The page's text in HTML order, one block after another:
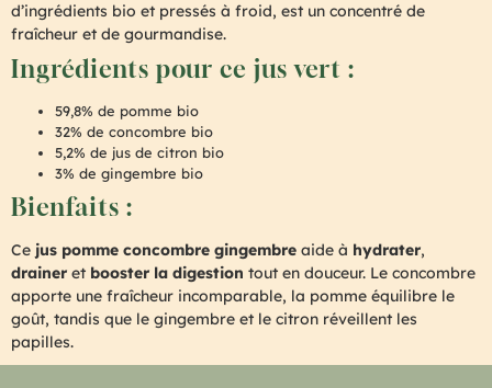
d’ingrédients bio et pressés à froid, est un concentré de
fraîcheur et de gourmandise.
Ingrédients pour ce jus vert :
59,8% de pomme bio
32% de concombre bio
5,2% de jus de citron bio
3% de gingembre bio
Bienfaits :
Ce jus pomme concombre gingembre aide à hydrater,
drainer et booster la digestion tout en douceur. Le concombre
apporte une fraîcheur incomparable, la pomme équilibre le
goût, tandis que le gingembre et le citron réveillent les
papilles.